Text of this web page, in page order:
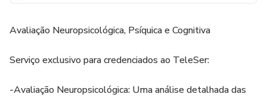
Avaliação Neuropsicológica, Psíquica e Cognitiva
Serviço exclusivo para credenciados ao TeleSer:
-Avaliação Neuropsicológica: Uma análise detalhada das